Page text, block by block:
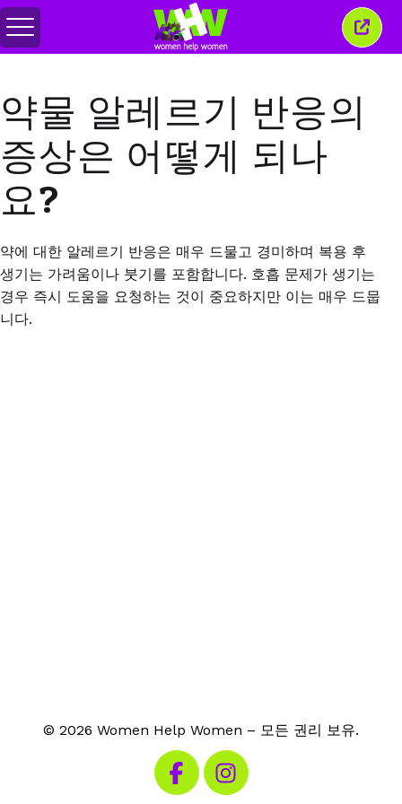
메
뉴
이
창
약물 알레르기 반응의
증상은 어떻게 되나
요?
약에 대한 알레르기 반응은 매우 드물고 경미하며 복용 후
생기는 가려움이나 붓기를 포함합니다. 호흡 문제가 생기는
경우 즉시 도움을 요청하는 것이 중요하지만 이는 매우 드뭅
니다.
© 2026 Women Help Women – 모든 권리 보유.
페이스북 방문하기
인스타그램 방문하기